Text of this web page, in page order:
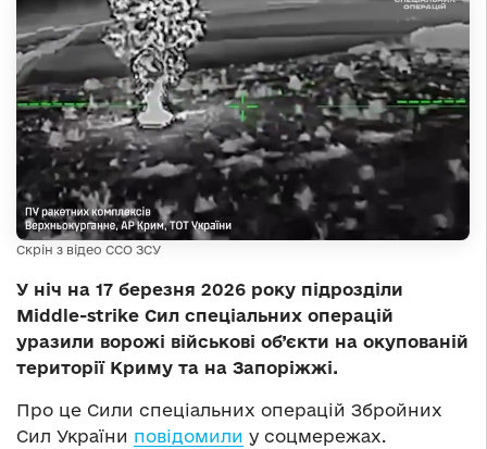
Скрін з відео ССО ЗСУ
У ніч на 17 березня 2026 року підрозділи
Middle-strike Сил спеціальних операцій
уразили ворожі військові об’єкти на окупованій
території Криму та на Запоріжжі.
Про це Сили спеціальних операцій Збройних
Сил України повідомили у соцмережах.